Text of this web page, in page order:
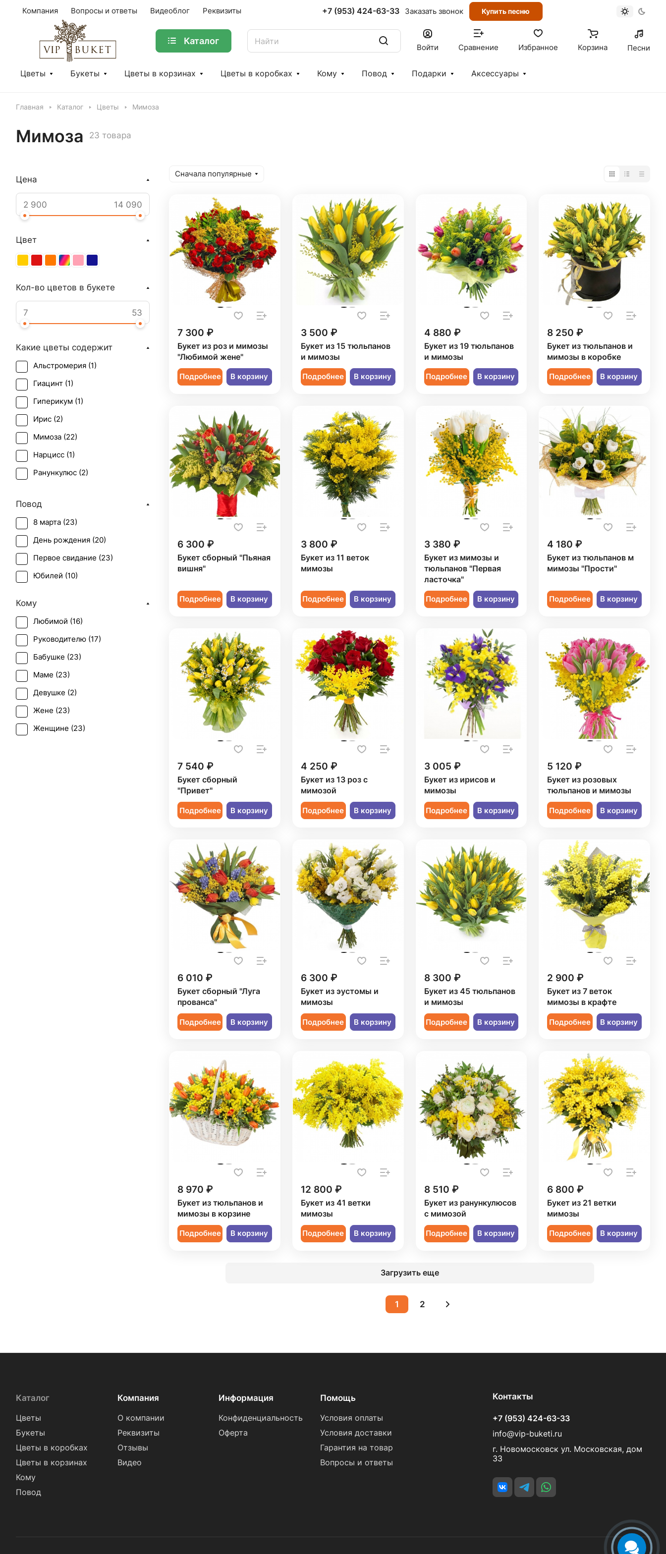
Компания Вопросы и ответы Видеоблог Реквизиты +7 (953) 424-63-33 Заказать звонок Купить песню
Каталог
Войти Сравнение Избранное Корзина Песни
Цветы Букеты Цветы в корзинах Цветы в коробках Кому Повод Подарки Аксессуары
Главная Каталог Цветы Мимоза
Мимоза 23 товара
Сначала популярные
7 300 ₽
Букет из роз и мимозы
"Любимой жене"
Подробнее В корзину
3 500 ₽
Букет из 15 тюльпанов
и мимозы
Подробнее В корзину
4 880 ₽
Букет из 19 тюльпанов
и мимозы
Подробнее В корзину
8 250 ₽
Букет из тюльпанов и
мимозы в коробке
Подробнее В корзину
6 300 ₽
Букет сборный "Пьяная
вишня"
Подробнее В корзину
3 800 ₽
Букет из 11 веток
мимозы
Подробнее В корзину
3 380 ₽
Букет из мимозы и
тюльпанов "Первая
ласточка"
Подробнее В корзину
4 180 ₽
Букет из тюльпанов м
мимозы "Прости"
Подробнее В корзину
7 540 ₽
Букет сборный
"Привет"
Подробнее В корзину
4 250 ₽
Букет из 13 роз с
мимозой
Подробнее В корзину
3 005 ₽
Букет из ирисов и
мимозы
Подробнее В корзину
5 120 ₽
Букет из розовых
тюльпанов и мимозы
Подробнее В корзину
6 010 ₽
Букет сборный "Луга
прованса"
Подробнее В корзину
6 300 ₽
Букет из эустомы и
мимозы
Подробнее В корзину
8 300 ₽
Букет из 45 тюльпанов
и мимозы
Подробнее В корзину
2 900 ₽
Букет из 7 веток
мимозы в крафте
Подробнее В корзину
8 970 ₽
Букет из тюльпанов и
мимозы в корзине
Подробнее В корзину
12 800 ₽
Букет из 41 ветки
мимозы
Подробнее В корзину
8 510 ₽
Букет из ранункулюсов
с мимозой
Подробнее В корзину
6 800 ₽
Букет из 21 ветки
мимозы
Подробнее В корзину
Загрузить еще
1 2
Цена
Цвет
Кол-во цветов в букете
Какие цветы содержит
Альстромерия (1)
Гиацинт (1)
Гиперикум (1)
Ирис (2)
Мимоза (22)
Нарцисс (1)
Ранункулюс (2)
Роза кустовая (
Сирень (1)
Танацетум (1)
Тюльпан (11)
Эустома (2)
Повод
8 марта (23)
День рождения (20)
Первое свидание (23)
Юбилей (10)
Кому
Любимой (16)
Руководителю (17)
Бабушке (23)
Маме (23)
Девушке (2)
Жене (23)
Женщине (23)
Каталог
Цветы
Букеты
Цветы в коробках
Цветы в корзинах
Кому
Повод
Компания
О компании
Реквизиты
Отзывы
Видео
Информация
Конфиденциальность
Оферта
Помощь
Условия оплаты
Условия доставки
Гарантия на товар
Вопросы и ответы
Контакты
+7 (953) 424-63-33
info@vip-buketi.ru
г. Новомосковск ул. Московская, дом
33